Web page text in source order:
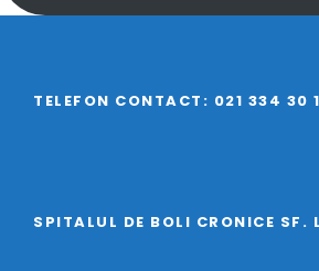
TELEFON CONTACT: 021 334 30
SPITALUL DE BOLI CRONICE SF.